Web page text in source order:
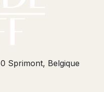
Sprimont, Belgique